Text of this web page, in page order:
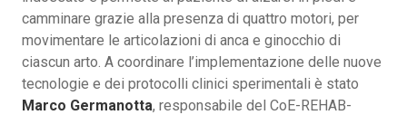
camminare grazie alla presenza di quattro motori, per
movimentare le articolazioni di anca e ginocchio di
ciascun arto. A coordinare l’implementazione delle nuove
tecnologie e dei protocolli clinici sperimentali è stato
Marco Germanotta, responsabile del CoE-REHAB-